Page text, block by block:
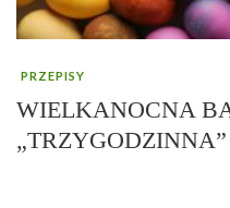
PRZEPISY
WIELKANOCNA
„TRZYGODZINNA”